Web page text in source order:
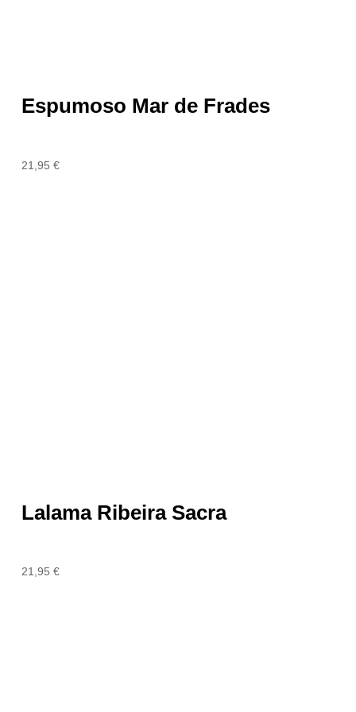
Espumoso Mar de Frades
21,95€
Lalama Ribeira Sacra
21,95€